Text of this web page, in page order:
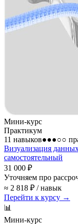
Мини-курс
Практикум
11 навыков●●●○○
Визуализация
самостоятельный
31 000 ₽
Уточняем про
≈ 2 818 ₽ / навык
Перейти к курсу →
📊
Мини-курс